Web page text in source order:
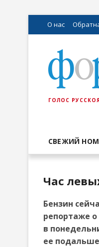
О нас
ГОЛОС
СВЕЖИЙ
Час
Бензин
репортаже
в
ее